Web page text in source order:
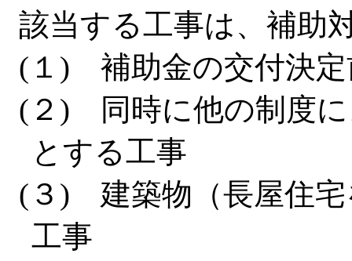
該当する工事は、補助
(１) 補助金の交付決定
(２) 同時に他の制度に
とする工事
(３) 建築物（長屋住宅
工事